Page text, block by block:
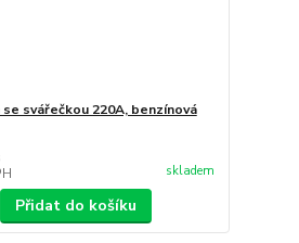
svářečkou 220A, benzínová
skladem
Přidat do košíku